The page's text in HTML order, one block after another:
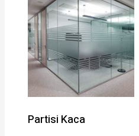
Partisi Kaca